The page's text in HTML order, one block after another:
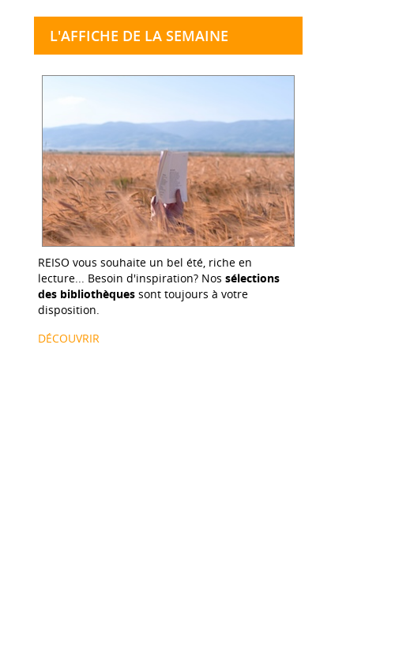
L'AFFICHE DE LA SEMAINE
REISO vous souhaite un bel été, riche en
lecture... Besoin d'inspiration? Nos sélections
des bibliothèques sont toujours à votre
disposition.
DÉCOUVRIR